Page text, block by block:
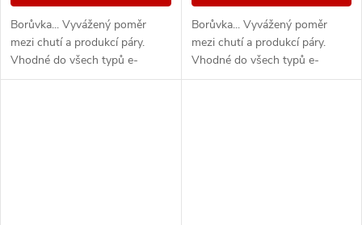
Borůvka... Vyvážený poměr
mezi chutí a produkcí páry.
Vhodné do všech typů e-
cigaret
Borůvka... Vyvážený poměr
mezi chutí a produkcí páry.
Vhodné do všech typů e-
cigaret